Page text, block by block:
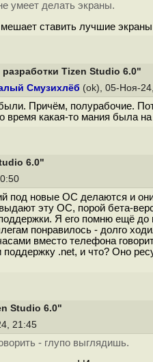
умеет делать экраны.
ставить лучшие
Tizen Studio 6.0"
Смузихлёб (ok), 05-Ноя-
Причём, полурабочие.
время какая-то мания была
6.0"
под новые ОС делаются и
эту ОС, порой бета-
Я его помню ещё
понравилось - долго
вместо телефона
.net, и что? Оно
Studio 6.0"
21:45
- глупо выглядишь.